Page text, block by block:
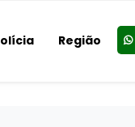
Região